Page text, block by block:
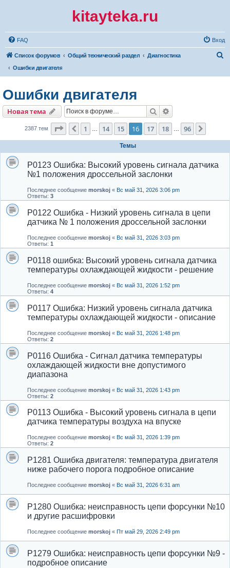
kitayteka.ru
FAQ Вход
Список форумов Общий технический раздел
Диагностика
Ошибки двигателя
Ошибки двигателя
Новая тема Поиск
2387 тем Страница 16из 96
Пред.
1 14 15 16 17 18 96
Темы
P0123 Ошибка: Высокий уровень сигнала датчика
№1 положения дроссельной заслонки
Последнее сообщение morskoj « Вс май 31, 2026 3:06 pm
Ответы: 3
P0122 Ошибка - Низкий уровень сигнала в цепи
датчика № 1 положения дроссельной заслонки
Последнее сообщение morskoj « Вс май 31, 2026 3:03 pm
Ответы: 1
P0118 ошибка: Высокий уровень сигнала датчика
температуры охлаждающей жидкости - решение
Последнее сообщение morskoj « Вс май 31, 2026 1:52 pm
Ответы: 4
P0117 Ошибка: Низкий уровень сигнала датчика
температуры охлаждающей жидкости - описание
Последнее сообщение morskoj « Вс май 31, 2026 1:48 pm
Ответы: 2
P0116 Ошибка - Сигнал датчика температуры
охлаждающей жидкости вне допустимого
диапазона
Последнее сообщение morskoj « Вс май 31, 2026 1:43 pm
Ответы: 2
P0113 Ошибка - Высокий уровень сигнала в цепи
датчика температуры воздуха на впуске
Последнее сообщение morskoj « Вс май 31, 2026 1:39 pm
Ответы: 2
P1281 Ошибка двигателя: температура двигателя
ниже рабочего порога подробное описание
Последнее сообщение morskoj « Вс май 31, 2026 6:31 am
P1280 Ошибка: неисправность цепи форсунки №10
и другие расшифровки
Последнее сообщение morskoj « Пт май 29, 2026 2:49 pm
P1279 Ошибка: неисправность цепи форсунки №9 -
подробное описание